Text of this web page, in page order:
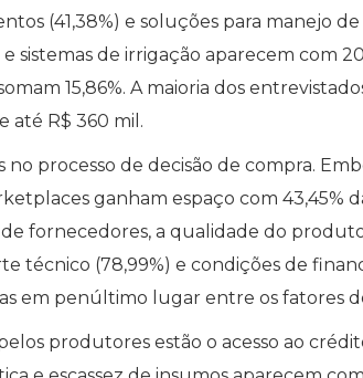
(41,38%) e soluções para manejo
sistemas de irrigação aparecem com
15,86%. A maioria dos
até R$ 360 mil.
processo de decisão de compra.
ganham espaço com 43,45%
de fornecedores, a qualidade do
técnico (78,99%) e condições de
em penúltimo lugar entre os fatores
produtores estão o acesso ao